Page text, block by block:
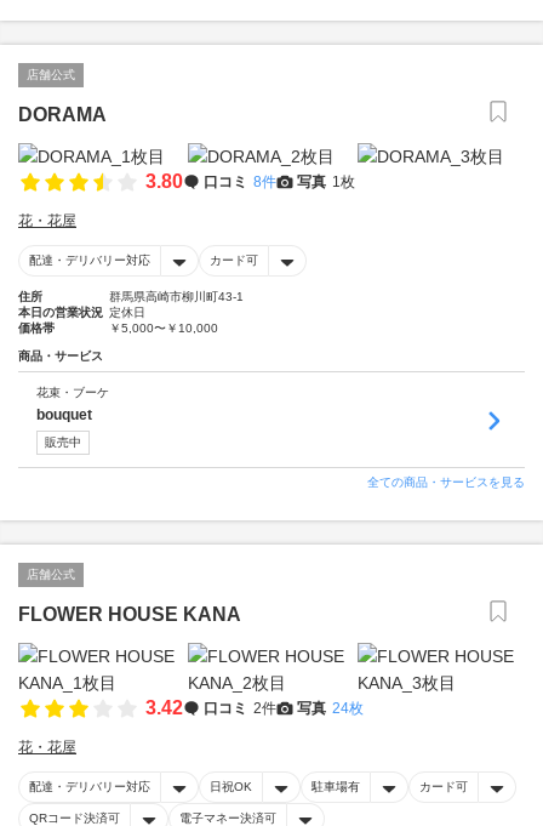
店舗公式
DORAMA
3.80 口コミ 8件 写真 1枚
花・花屋
配達・デリバリー対応 カード可
住所
群馬県高崎市柳川町43-1
本日の営業状況 定休日
価格帯
￥5,000〜￥10,000
商品・サービス
花束・ブーケ
bouquet
販売中
全ての商品・サービスを見る
店舗公式
FLOWER HOUSE KANA
3.42 口コミ 2件 写真 24枚
花・花屋
配達・デリバリー対応 日祝OK 駐車場有 カード可
QRコード決済可 電子マネー決済可